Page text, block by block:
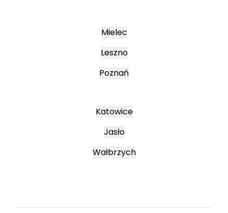
Mielec
Leszno
Poznań
Katowice
Jasło
Wałbrzych